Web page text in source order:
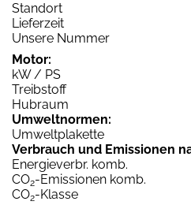
Standort
Lieferzeit
Unsere Nummer
Motor:
kW / PS
Treibstoff
Hubraum
Umweltnormen:
Umweltplakette
Verbrauch und Emissionen
Energieverbr. komb.
CO2-Emissionen komb.
CO2-Klasse